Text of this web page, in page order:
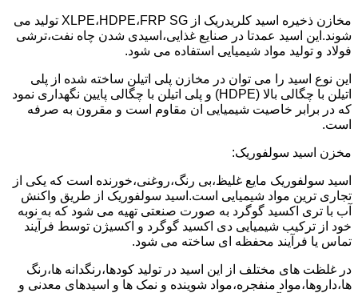
مخازن ذخیره اسید کلریدریک از XLPE،HDPE،FRP SG تولید می
شوند.این اسید عمدتا در صنایع غذایی،اسیدی شدن چاه نفت،ترشی
فولاد و تولید مواد شیمیایی استفاده می شود.
این نوع اسید را می توان در مخازن پلی اتیلن ساخته شده از پلی
اتیلن با چگالی بالا (HDPE) و پلی اتیلن با چگالی پایین نگهداری نمود
که در برابر خاصیت شیمیایی ان مقاوم است و مقرون به صرفه
است.
مخزن اسید سولفوریک:
اسید سولفوریک مایع غلیظ،بی رنگ،روغنی،خورنده است که یکی از
تجاری ترین مواد شیمیایی است.اسید سولفوریک از طریق واکنش
آب با تری اکسید گوگرد به صورت صنعتی تهیه می شود که به نوبه
خود از ترکیب شیمیایی دی اکسید گوگرد و اکسیژن توسط فرآیند
تماس یا فرآیند محفظه ای ساخته می شود.
در غلظت های مختلف از این اسید در تولید کودها،رنگدانه ها،رنگ
ها،داروها،مواد منفجره،مواد شوینده و نمک ها و اسیدهای معدنی و